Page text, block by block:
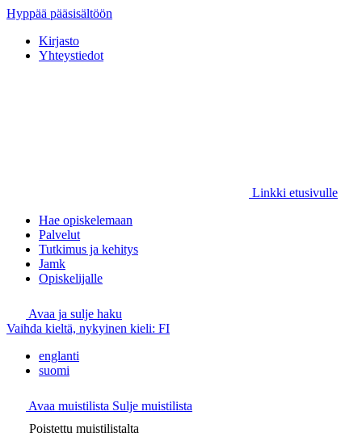
Hyppää pääsisältöön
Kirjasto
Yhteystiedot
Linkki etusivulle
Hae opiskelemaan
Palvelut
Tutkimus ja kehitys
Jamk
Opiskelijalle
Avaa ja sulje haku
Vaihda kieltä, nykyinen kieli: FI
englanti
suomi
Avaa muistilista Sulje muistilista
Poistettu muistilistalta